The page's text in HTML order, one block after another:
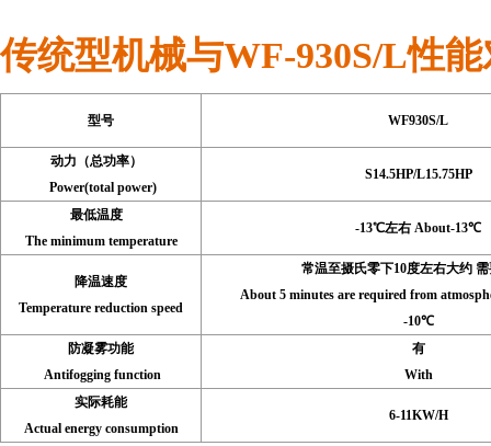
传统型机械与WF-930S/L性
型号 WF930S/L
动力（总功率）
Power(total power)
S14.5HP/L15.75HP
最低温度
The minimum temperature
-13℃左右 About-13℃
降温速度
Temperature reduction speed
常温至摄氏零下10度左右大约
About 5 minutes are required from
-10℃
防凝雾功能
Antifogging function
有
With
实际耗能
Actual energy consumption
6-11KW/H